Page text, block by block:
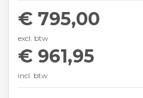
€ 795,00
excl. btw
€ 961,95
incl. btw